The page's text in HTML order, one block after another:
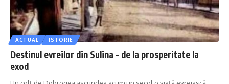
ACTUAL ISTORIE
Destinul evreilor din Sulina – de la prosperitate la
exod